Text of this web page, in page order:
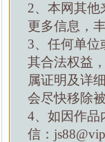
2、本网其他
更多信息，
3、任何单位
其合法权益
属证明及详
会尽快移除
4、如因作品
信：